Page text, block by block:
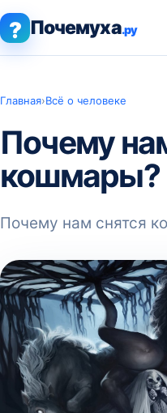
? Почемуха.ру
Главная›Всё о человеке
Почему
кошмары?
Почему нам снятся